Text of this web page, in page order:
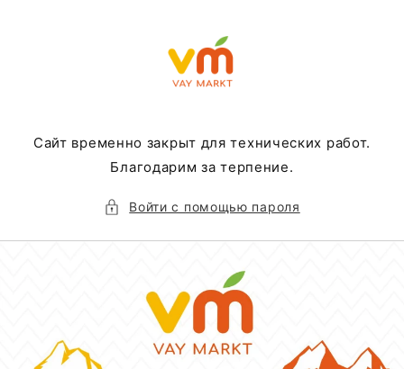
Сайт временно закрыт для технических работ.
Благодарим за терпение.
Войти с помощью пароля